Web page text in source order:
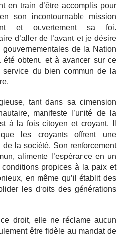
en train d’être accomplis pour
son incontournable mission
et ouvertement sa foi.
d’aller de l’avant et je désire
de la Nation
obtenu et à avancer sur ce
service du bien commun de la
tant dans sa dimension
manifeste l’unité de la
à la fois citoyen et croyant. Il
les croyants offrent une
de la société. Son renforcement
alimente l’espérance en un
propices à la paix et
en même qu’il établit des
les droits des générations
droit, elle ne réclame aucun
être fidèle au mandat de